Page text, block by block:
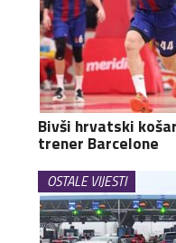
Bivši hrvatski
trener Barcelone
OSTALE VIJESTI